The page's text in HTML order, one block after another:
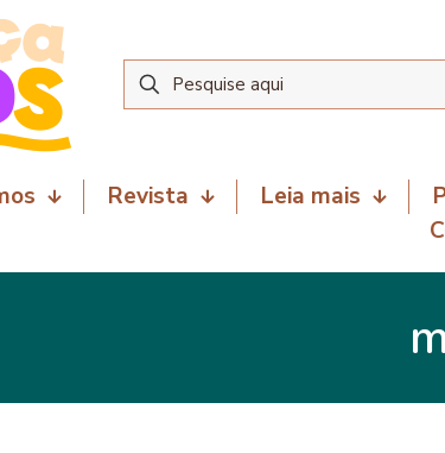
Revista Leia mais